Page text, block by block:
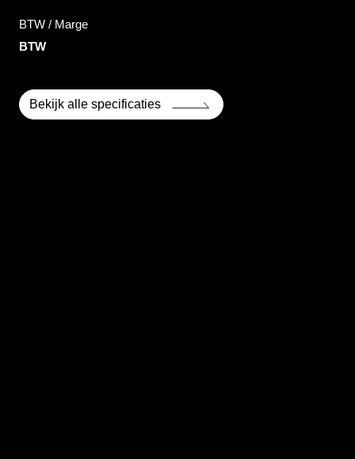
BTW / Marge
BTW
Bekijk alle specificaties